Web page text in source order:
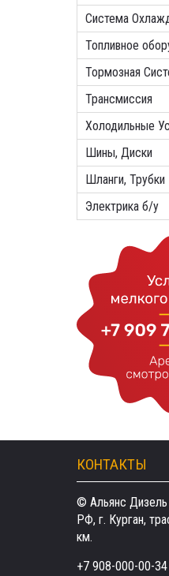
Система
Топливное
Тормозная
Трансмиссия
Холодильные
Шины, Диски
Шланги, Трубки
Электрика б/у
КОНТАКТЫ
© Альянс
РФ, г. Курган,
км.
+7 908-000-00-34